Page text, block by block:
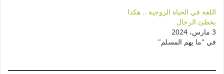
اللغة في الحياة الزوجية .. هكذا
يخطئ الرجال
3 مارس، 2024
في "ما يهم المسلم"